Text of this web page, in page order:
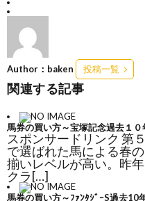
Author：baken 投稿一覧
関連する記事
馬券の買い方～宝塚記念過去１０
スポンサードリンク 第
で選ばれた馬による春
揃いレベルが高い。昨
クラ[…]
馬券の買い方～ﾌｧﾝﾀｼﾞｰS過去10